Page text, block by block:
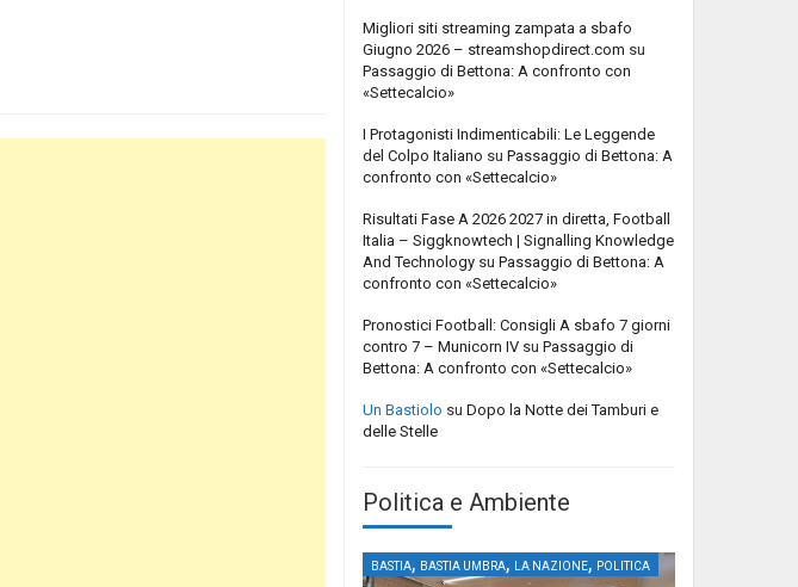
Migliori siti streaming zampata a sbafo
Giugno 2026 – streamshopdirect.com su
Passaggio di Bettona: A confronto con
«Settecalcio»
I Protagonisti Indimenticabili: Le Leggende
del Colpo Italiano su Passaggio di Bettona: A
confronto con «Settecalcio»
Risultati Fase A 2026 2027 in diretta, Football
Italia – Siggknowtech | Signalling Knowledge
And Technology su Passaggio di Bettona: A
confronto con «Settecalcio»
Pronostici Football: Consigli A sbafo 7 giorni
contro 7 – Municorn IV su Passaggio di
Bettona: A confronto con «Settecalcio»
Un Bastiolo su Dopo la Notte dei Tamburi e
delle Stelle
Politica e Ambiente
BASTIA, BASTIA UMBRA, LA NAZIONE, POLITICA